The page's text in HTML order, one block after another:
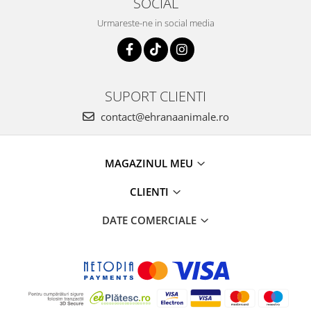
Urmareste-ne in social media
SUPORT CLIENTI
contact@ehranaanimale.ro
MAGAZINUL MEU
CLIENTI
DATE COMERCIALE